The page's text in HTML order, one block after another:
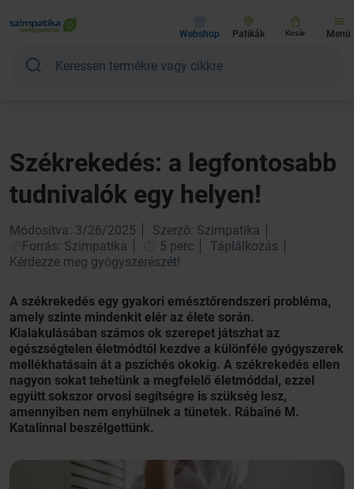
Webshop Patikák Kosár Menü
Székrekedés: a legfontosabb
tudnivalók egy helyen!
Módosítva: 3/26/2025
Szerző: Szimpatika
Forrás: Szimpatika
5 perc
Táplálkozás
Kérdezze meg gyógyszerészét!
A székrekedés egy gyakori emésztőrendszeri probléma,
amely szinte mindenkit elér az élete során.
Kialakulásában számos ok szerepet játszhat az
egészségtelen életmódtól kezdve a különféle gyógyszerek
mellékhatásain át a pszichés okokig. A székrekedés ellen
nagyon sokat tehetünk a megfelelő életmóddal, ezzel
együtt sokszor orvosi segítségre is szükség lesz,
amennyiben nem enyhülnek a tünetek. Rábainé M.
Katalinnal beszélgettünk.